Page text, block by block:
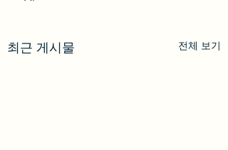
최근 게시물 전체 보기